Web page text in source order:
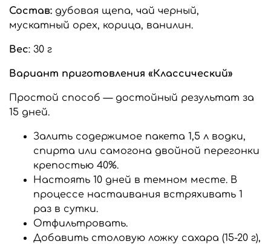
Состав: дубовая щепа, чай черный,
мускатный орех, корица, ванилин.
Вес: 30 г
Вариант приготовления «Классический»
Простой способ — достойный результат за
15 дней.
Залить содержимое пакета 1,5 л водки,
спирта или самогона двойной перегонки
крепостью 40%.
Настоять 10 дней в темном месте. В
процессе настаивания встряхивать 1
раз в сутки.
Отфильтровать.
Добавить столовую ложку сахара (15-20 г),